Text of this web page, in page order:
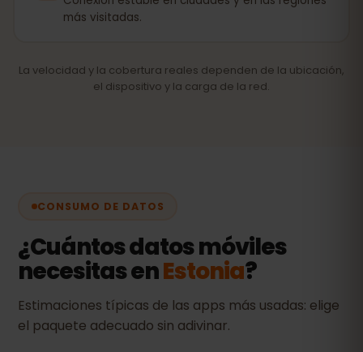
más visitadas.
La velocidad y la cobertura reales dependen de la ubicación,
el dispositivo y la carga de la red.
CONSUMO DE DATOS
¿Cuántos datos móviles
necesitas enEstonia?
Estimaciones típicas de las apps más usadas: elige
el paquete adecuado sin adivinar.